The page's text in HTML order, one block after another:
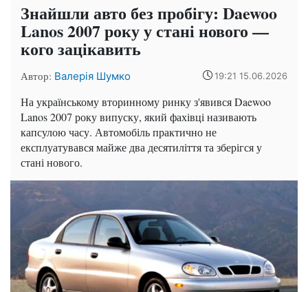
Знайшли авто без пробігу: Daewoo
Lanos 2007 року у стані нового —
кого зацікавить
Автор: Валерія Шумко 19:21 15.06.2026
На українському вторинному ринку з'явився Daewoo
Lanos 2007 року випуску, який фахівці називають
капсулою часу. Автомобіль практично не
експлуатувався майже два десятиліття та зберігся у
стані нового.